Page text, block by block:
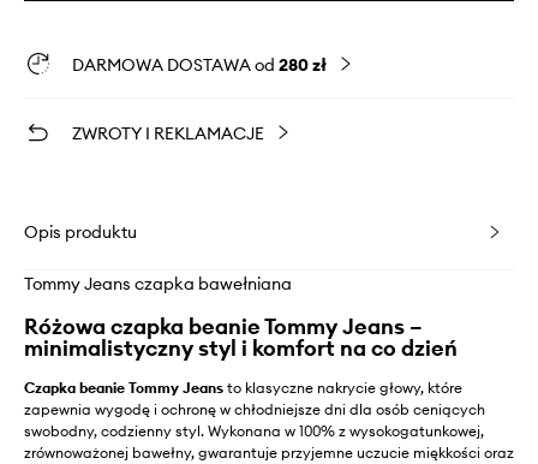
DARMOWA DOSTAWA od 280 zł
ZWROTY I REKLAMACJE
Opis produktu
Tommy Jeans czapka bawełniana
Różowa czapka beanie Tommy Jeans –
minimalistyczny styl i komfort na co dzień
Czapka beanie Tommy Jeans to klasyczne nakrycie głowy, które
zapewnia wygodę i ochronę w chłodniejsze dni dla osób ceniących
swobodny, codzienny styl. Wykonana w 100% z wysokogatunkowej,
zrównoważonej bawełny, gwarantuje przyjemne uczucie miękkości oraz